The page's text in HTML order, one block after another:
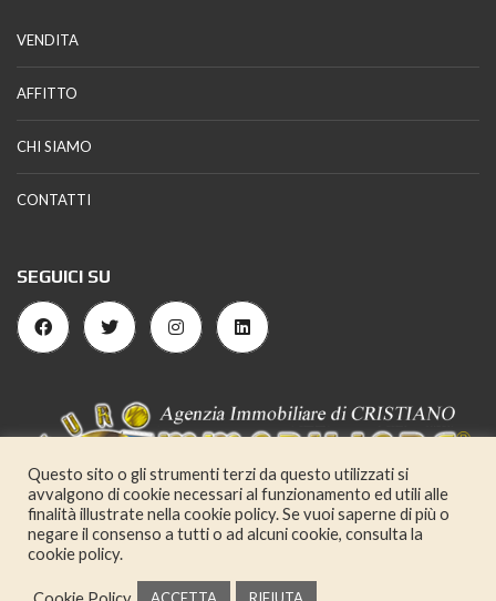
VENDITA
AFFITTO
CHI SIAMO
CONTATTI
SEGUICI SU
Questo sito o gli strumenti terzi da questo utilizzati si
avvalgono di cookie necessari al funzionamento ed utili alle
finalità illustrate nella cookie policy. Se vuoi saperne di più o
negare il consenso a tutti o ad alcuni cookie, consulta la
cookie policy.